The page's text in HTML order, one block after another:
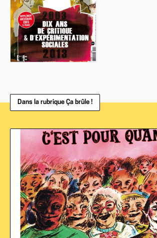
Dans la rubrique Ça brûle !